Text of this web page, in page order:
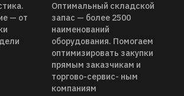
— от
Оптимальный складской
запас — более 2500
наименований
оборудования. Помогаем
оптимизировать закупки
прямым заказчикам и
торгово-сервис- ным
компаниям